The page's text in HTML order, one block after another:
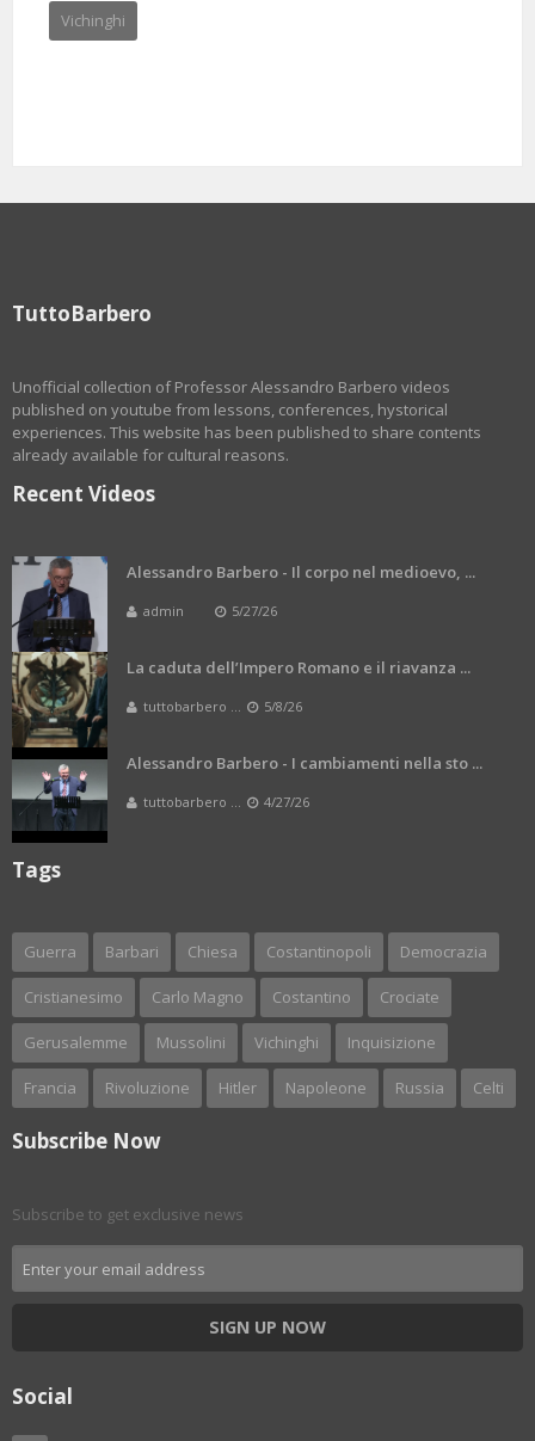
Vichinghi
TuttoBarbero
Unofficial collection of Professor Alessandro Barbero videos
published on youtube from lessons, conferences, hystorical
experiences. This website has been published to share contents
already available for cultural reasons.
Recent Videos
Alessandro Barbero - Il corpo nel medioevo, ...
admin 5/27/26
La caduta dell’Impero Romano e il riavanza ...
tuttobarbero ... 5/8/26
Alessandro Barbero - I cambiamenti nella sto ...
tuttobarbero ... 4/27/26
Tags
Guerra Barbari Chiesa Costantinopoli Democrazia
Cristianesimo Carlo Magno Costantino Crociate
Gerusalemme Mussolini Vichinghi Inquisizione
Francia Rivoluzione Hitler Napoleone Russia Celti
Subscribe Now
Subscribe to get exclusive news
SIGN UP NOW
Social